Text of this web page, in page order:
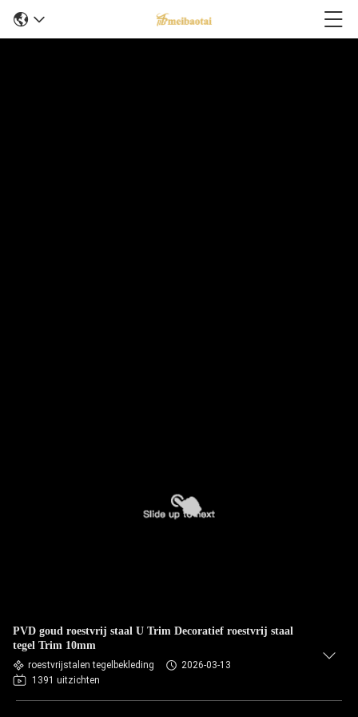
PVD goud roestvrij staal U Trim Decoratief roestvrij staal
tegel Trim 10mm
roestvrijstalen tegelbekleding
2026-03-13
1391 uitzichten